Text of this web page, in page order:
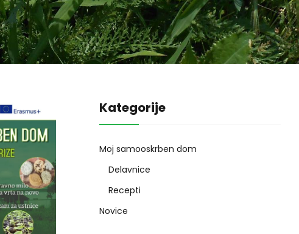
Kategorije
Moj samooskrben dom
Delavnice
Recepti
Novice